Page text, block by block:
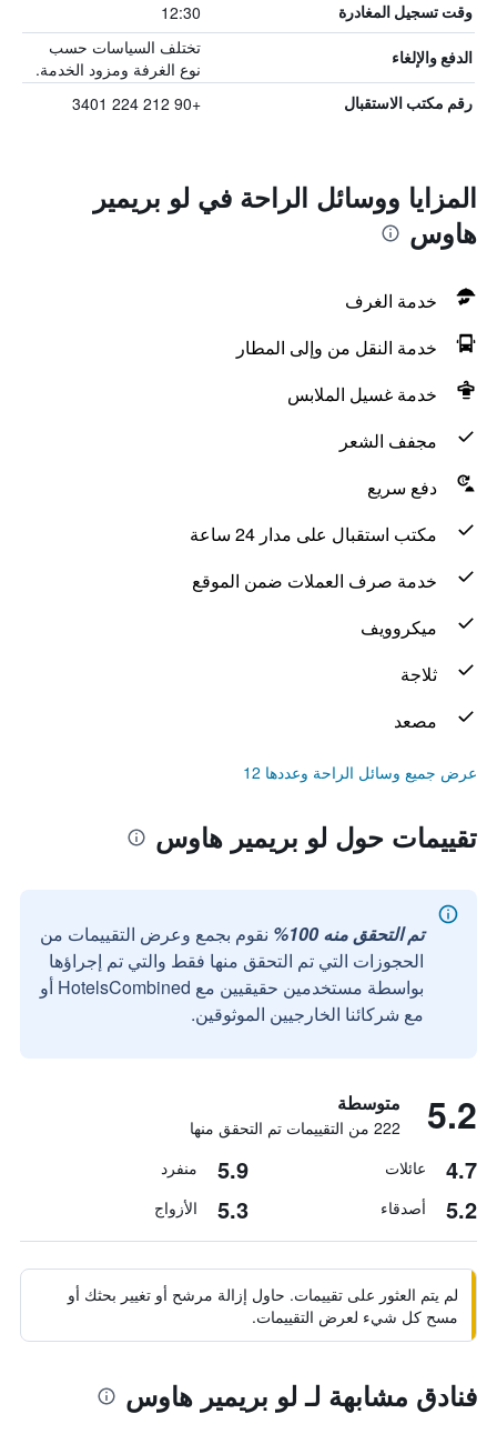
وقت تسجيل المغادرة 12:30
الدفع والإلغاء
تختلف السياسات حسب
نوع الغرفة ومزود الخدمة.
رقم مكتب الاستقبال +90 212 224 3401
المزايا ووسائل الراحة في لو بريمير
هاوس
خدمة الغرف
خدمة النقل من وإلى المطار
خدمة غسيل الملابس
مجفف الشعر
دفع سريع
مكتب استقبال على مدار 24 ساعة
خدمة صرف العملات ضمن الموقع
ميكروويف
ثلاجة
مصعد
عرض جميع وسائل الراحة وعددها 12
تقييمات حول لو بريمير هاوس
تم التحقق منه 100%
نقوم بجمع وعرض التقييمات من
الحجوزات التي تم التحقق منها فقط والتي تم إجراؤها
بواسطة مستخدمين حقيقيين مع HotelsCombined أو
مع شركائنا الخارجيين الموثوقين.
5.2 متوسطة
222 من التقييمات تم التحقق منها
4.7 عائلات 5.9 منفرد
5.2 أصدقاء 5.3 الأزواج
لم يتم العثور على تقييمات. حاول إزالة مرشح أو تغيير بحثك أو
مسح كل شيء لعرض التقييمات.
فنادق مشابهة لـ لو بريمير هاوس